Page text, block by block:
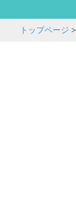
トップページ >